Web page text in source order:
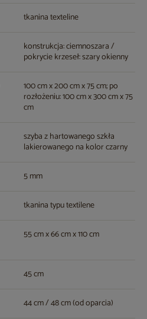
tkanina texteline
konstrukcja: ciemnoszara /
pokrycie krzeseł: szary okienny
100 cm x 200 cm x 75 cm; po
rozłożeniu: 100 cm x 300 cm x 75
cm
szyba z hartowanego szkła
lakierowanego na kolor czarny
5 mm
tkanina typu textilene
55 cm x 66 cm x 110 cm
45 cm
44 cm / 48 cm (od oparcia)